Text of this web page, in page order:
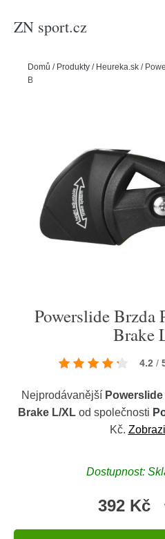
ZN sport.cz
Domů / Produkty / Heureka.sk /
Brake L/XL
Powerslide Brzda
Brake
4.2 /
Nejprodávanější
Brake L/XL od společnosti
Kč.
Dostupnost:
392 Kč